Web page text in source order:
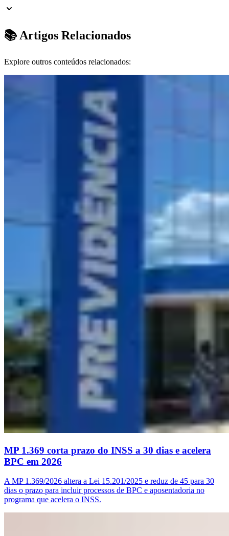
📚 Artigos Relacionados
Explore outros conteúdos relacionados:
MP 1.369 corta prazo do INSS a 30 dias e acelera
BPC em 2026
A MP 1.369/2026 altera a Lei 15.201/2025 e reduz de 45 para 30
dias o prazo para incluir processos de BPC e aposentadoria no
programa que acelera o INSS.